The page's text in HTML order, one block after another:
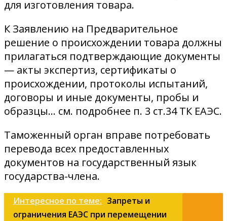
для изготовления товара.
К Заявлению на Предварительное
решение о происхождении товара должны
прилагаться подтверждающие документы
— акты экспертиз, сертификаты о
происхождении, протоколы испытаний,
договоры и иные документы, пробы и
образцы… см. подробнее п. 3 ст.34 ТК ЕАЭС.
Таможенный орган вправе потребовать
перевода всех предоставленных
документов на государственный язык
государства-члена.
Интересное по теме: Запреты и
ограничения ЕАЭС при перемещении